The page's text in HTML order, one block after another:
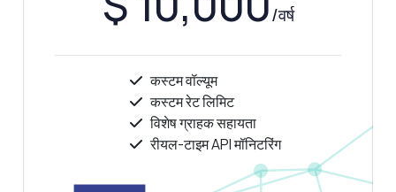
/वर्ष
कस्टम वॉल्यूम
कस्टम रेट लिमिट
विशेष ग्राहक सहायता
रीयल-टाइम API मॉनिटरिंग